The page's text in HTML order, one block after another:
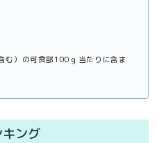
む）の可食部100ｇ当たりに含ま
ング